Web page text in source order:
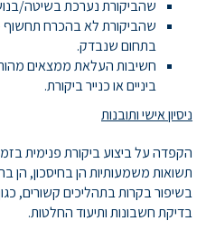
שהביקורת נערכת בשיטה/
שהביקורת לא בהכרח תחשוף
בתחום שנבדק.
חשיבות העלאת ממצאים
ביניים או כנייר ביקורת.
ניסיון אישי ותובנות
הקפדה על ביצוע ביקורת פנימית
תשואות משמעותיות הן בחיסכון, הן
בשיפור בקרות בתהליכים קשורים,
בדיקת חשבונות ותיעוד החלטות.